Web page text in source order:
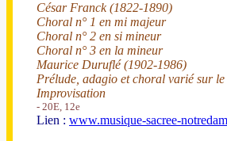
César Franck (1822-1890)
Choral n° 1 en mi majeur
Choral n° 2 en si mineur
Choral n° 3 en la mineur
Maurice Duruflé (1902-1986)
Prélude, adagio et choral varié sur
Improvisation
- 20E, 12e
Lien : www.musique-sacree-